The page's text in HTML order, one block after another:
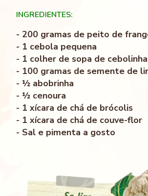
INGREDIENTES:
- 200 gramas de peito de
- 1 cebola pequena
- 1 colher de sopa de
- 100 gramas de semente de
- ½ abobrinha
- ½ cenoura
- 1 xícara de chá de brócolis
- 1 xícara de chá de couve-flor
- Sal e pimenta a gosto